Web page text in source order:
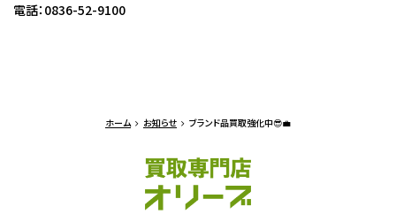
電話：0836-52-9100
ホーム お知らせ ブランド品買取強化中😎💼